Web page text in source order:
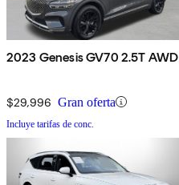
2023 Genesis GV70 2.5T AWD
$29,996 Gran oferta
Incluye tarifas de conc.